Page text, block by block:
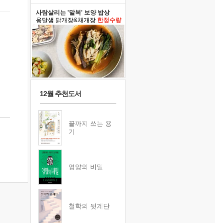
사람살리는 '말복' 보양 밥상
옹달샘 닭개장&채개장 한정수량
12월 추천도서
끝까지 쓰는 용
기
영양의 비밀
철학의 뒷계단